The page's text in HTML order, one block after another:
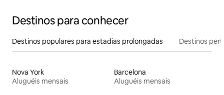
Destinos para conhecer
Destinos populares para estadias prolongadas Destinos
Nova York
Aluguéis mensais
Barcelona
Aluguéis mensais